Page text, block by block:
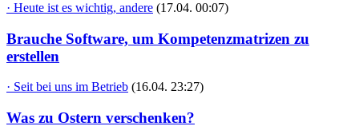
· Heute ist es wichtig, andere (17.04. 00:07)
Brauche Software, um Kompetenzmatrizen zu
erstellen
· Seit bei uns im Betrieb (16.04. 23:27)
Was zu Ostern verschenken?